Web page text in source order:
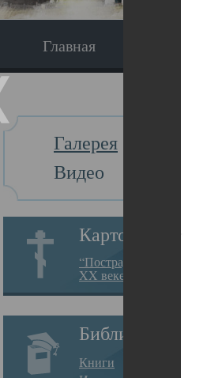
Главная
Галерея
Видео
Картотека
“Пострадавшие за веру в
XX веке на Севере”
Библиотека
Книги